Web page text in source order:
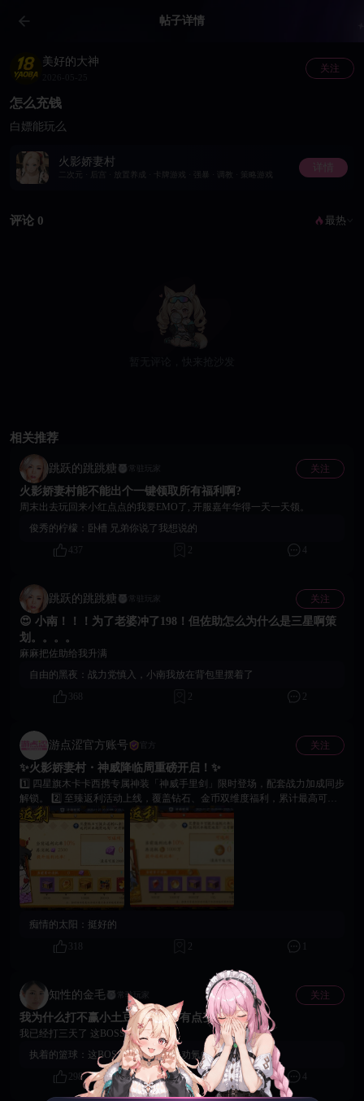
帖子详情
美好的大神
关注
怎么充钱
白嫖能玩么
火影娇妻村
二次元 · 后宫 · 放置养成 · 卡牌游戏 · 强暴 · 调教 · 策略游戏
详情
评论 0 最热
相关推荐
跳跃的跳跳糖 常驻玩家 关注
火影娇妻村能不能出个一键领取所有福利啊?
周末出去玩回来小红点点的我要EMO了, 开服嘉年华得一天一天领。
俊秀的柠檬： 卧槽 兄弟你说了我想说的
437
2 4
跳跃的跳跳糖 常驻玩家 关注
😍 小南！！！为了老婆冲了198！但佐助怎么为什么是三星啊策
划。。。。
麻麻把佐助给我升满
自由的黑夜： 战力党慎入，小南我放在背包里摆着了
2 2
游点涩官方账号 官方 关注
✨火影娇妻村・神威降临周重磅开启！✨
1️⃣ 四星旗木卡卡西携专属神装「神威手里剑」限时登场，配套战力加成同步
解锁。 2️⃣ 至臻返利活动上线，覆盖钻石、金币双维度福利，累计最高可领
取 20000 钻。 3️⃣ 专属钻石礼包限购 2 次，累计 11776 钻即可获取四星卡卡
西全套养成资源。 4️⃣ 召唤可获得【集结精粹】，200个可兑换四星卡卡西或
专属神装「神威手里剑」。 5️⃣ 花之庭院新增互动女英雄，返利获赠高感度
礼盒，解锁成人色色专属剧情。 6️⃣ 本次限时福利时间优先，建议忍者们及
时参与活动提升战力，解锁珍稀奖励~
痴情的太阳： 挺好的
318
2
知性的金毛 常驻玩家 关注
我为什么打不赢小土豆?这BOSS有点变态妈的
我已经打三天了 这BOSS好TM变态
执着的篮球： 这BOSS设计出来就是劝氪的吧？
298
2 4